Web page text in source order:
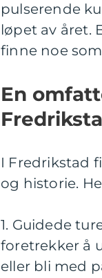
pulserende
løpet av året.
finne noe
En
I Fredrikstad
og historie.
1. Guidede
foretrekker å
eller bli med